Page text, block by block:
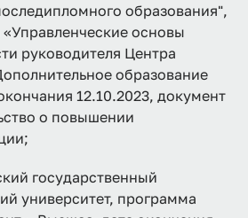
образования",
основы
руководителя Центра
образование
12.10.2023, документ
о повышении
государственный
университет, программа